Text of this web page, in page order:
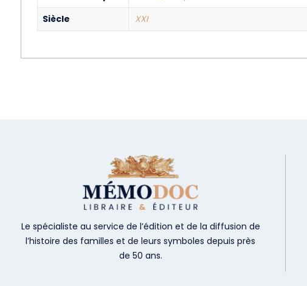
Siècle
XXI
Le spécialiste au service de l’édition et de la diffusion de
l’histoire des familles et de leurs symboles depuis près
de 50 ans.